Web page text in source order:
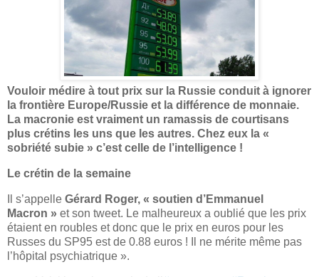
Vouloir médire à tout prix sur la Russie conduit à ignorer
la frontière Europe/Russie et la différence de monnaie.
La macronie est vraiment un ramassis de courtisans
plus crétins les uns que les autres. Chez eux la «
sobriété subie » c’est celle de l’intelligence !
Le crétin de la semaine
Il s’appelle Gérard Roger, « soutien d’Emmanuel
Macron » et son tweet. Le malheureux a oublié que les prix
étaient en roubles et donc que le prix en euros pour les
Russes du SP95 est de 0.88 euros ! Il ne mérite même pas
l’hôpital psychiatrique ».